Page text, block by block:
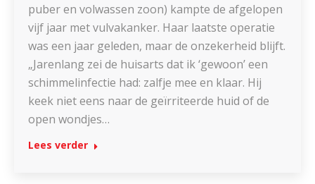
puber en volwassen zoon) kampte de afgelopen
vijf jaar met vulvakanker. Haar laatste operatie
was een jaar geleden, maar de onzekerheid blijft.
„Jarenlang zei de huisarts dat ik ‘gewoon’ een
schimmelinfectie had: zalfje mee en klaar. Hij
keek niet eens naar de geïrriteerde huid of de
open wondjes…
Lees verder